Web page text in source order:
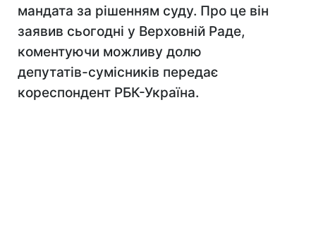
мандата за рішенням суду. Про це він
заявив сьогодні у Верховній Раде,
коментуючи можливу долю
депутатів-сумісників передає
кореспондент РБК-Україна.